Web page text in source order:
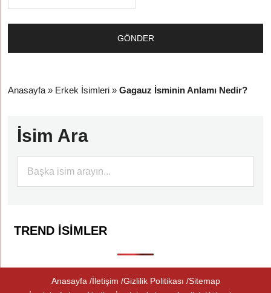
Anasayfa » Erkek İsimleri »Gagauz İsminin Anlamı Nedir?
İsim Ara
TREND İSIMLER
Anasayfa İletişim Gizlilik Politikası Sitemap